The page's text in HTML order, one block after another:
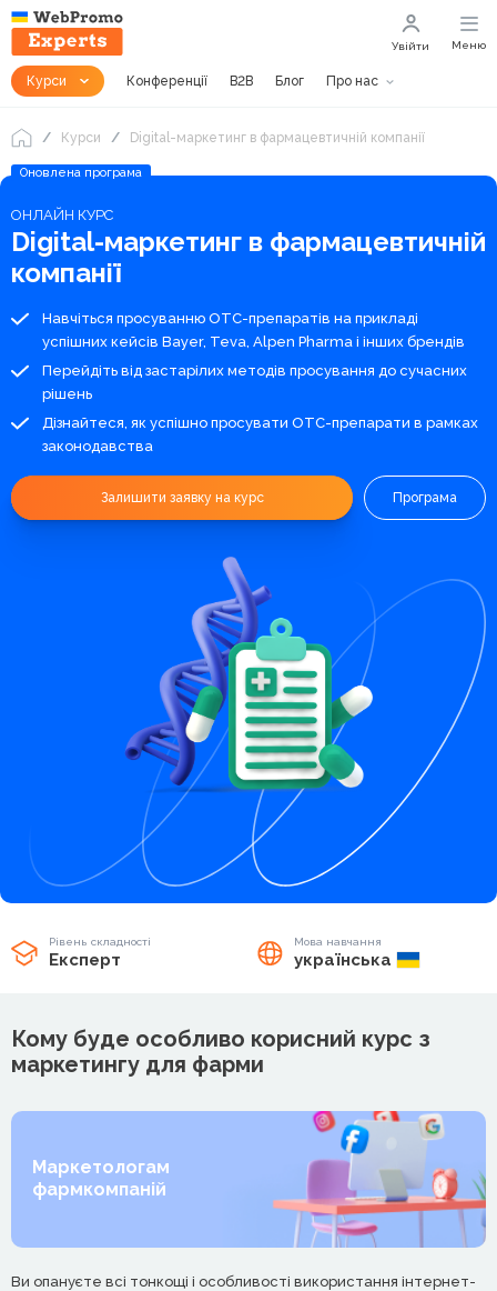
Курси Конференції B2B Блог Про нас
Увійти Меню
Курси Digital-маркетинг в фармацевтичній компанії
Оновлена програма
ОНЛАЙН КУРС
Digital-маркетинг в фармацевтичній
компанії
Навчіться просуванню ОТС-препаратів на прикладі
успішних кейсів Bayer, Teva, Alpen Pharma і інших брендів
Перейдіть від застарілих методів просування до сучасних
рішень
Дізнайтеся, як успішно просувати ОТС-препарати в рамках
законодавства
Залишити заявку на курс Програма
Рівень складності
Експерт
Мова навчання
українська
Кому буде особливо корисний курс з
маркетингу для фарми
Маркетологам
фармкомпаній
Ви опануєте всі тонкощі і особливості використання інтернет-